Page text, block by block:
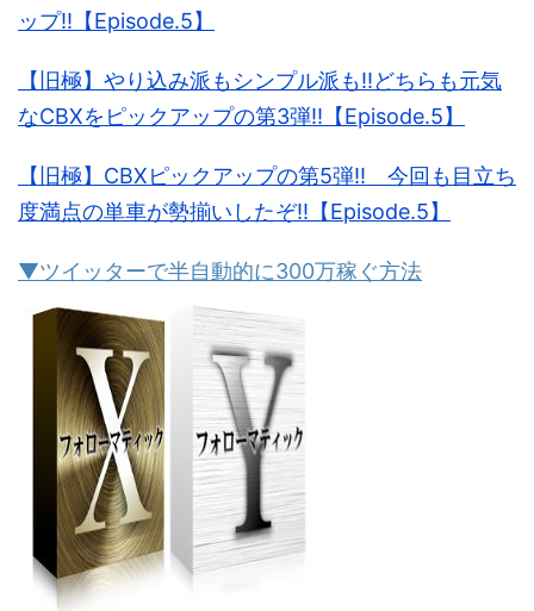
ップ!!【Episode.5】
【旧極】やり込み派もシンプル派も!!どちらも元気
なCBXをピックアップの第3弾!!【Episode.5】
【旧極】CBXピックアップの第5弾!! 今回も目立ち
度満点の単車が勢揃いしたぞ!!【Episode.5】
▼ツイッターで半自動的に300万稼ぐ方法